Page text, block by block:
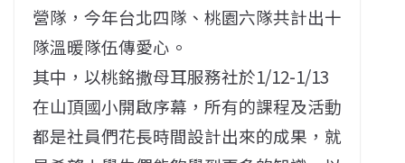
營隊，今年台北四隊、桃園六隊共計出十
隊溫暖隊伍傳愛心。
其中，以桃銘撒母耳服務社於1/12-1/13
在山頂國小開啟序幕，所有的課程及活動
都是社員們花長時間設計出來的成果，就